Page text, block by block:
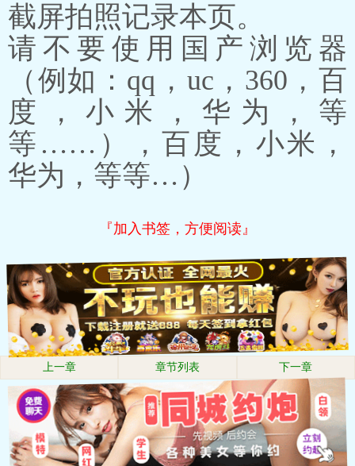
截屏拍照记录本页。
请不要使用国产浏览器
（例如：qq，uc，360，百
度，小米，华为，等
等……），百度，小米，
华为，等等…）
『加入书签，方便阅读』
上一章 章节列表 下一章